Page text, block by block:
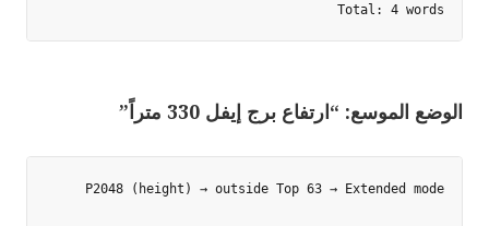
Total: 4 words
الوضع الموسع: “ارتفاع برج إيفل 330 متراً”